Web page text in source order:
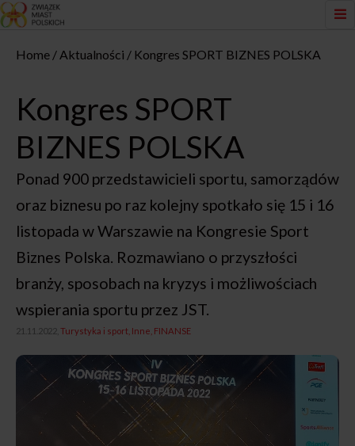
Home Aktualności Kongres SPORT BIZNES POLSKA
Kongres SPORT
BIZNES POLSKA
Ponad 900 przedstawicieli sportu, samorządów
oraz biznesu po raz kolejny spotkało się 15 i 16
listopada w Warszawie na Kongresie Sport
Biznes Polska. Rozmawiano o przyszłości
branży, sposobach na kryzys i możliwościach
wspierania sportu przez JST.
21.11.2022, Turystyka i sport Inne FINANSE